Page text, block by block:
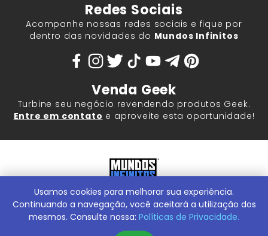
Redes Sociais
Acompanhe nossas redes sociais e fique por
dentro das novidades do Mundos Infinitos
Venda Geek
Turbine seu negócio revendendo produtos Geek.
Entre em contato e aproveite esta oportunidade!
Mundos Infinitos - Publicações e Geek Store |ContentStuff
Publicações e Assinaturas Ltda. CNPJ - 05.859.917/0001-60.
Conheça nossa Loja Física:Rua Machado Bitencourt, 291 -
Usamos cookies para melhorar sua experiência.
Continuando a navegação, você aceitará a utilização dos
mesmos. Consulte nossa: Políticas de Privacidade.